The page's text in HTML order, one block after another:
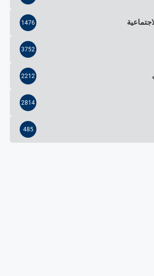
1476
3752
2212
2814
485